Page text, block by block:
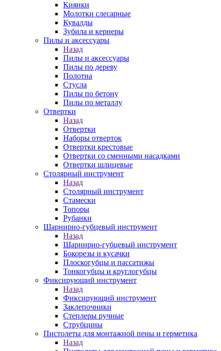
Киянки
Молотки слесарные
Кувалды
Зубила и кернеры
Пилы и аксессуары
Назад
Пилы и аксессуары
Пилы по дереву
Полотна
Стусла
Пилы по бетону
Пилы по металлу
Отвертки
Назад
Отвертки
Наборы отверток
Отвертки крестовые
Отвертки со сменными насадками
Отвертки шлицевые
Столярный инструмент
Назад
Столярный инструмент
Стамески
Топоры
Рубанки
Шарнирно-губцевый инструмент
Назад
Шарнирно-губцевый инструмент
Бокорезы и кусачки
Плоскогубцы и пассатижы
Тонкогубцы и круглогубцы
Фиксирующий инструмент
Назад
Фиксирующий инструмент
Заклепочники
Степлеры ручные
Струбцины
Пистолеты для монтажной пены и герметика
Назад